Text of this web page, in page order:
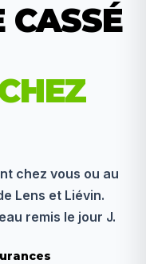
CASSÉ
chez vous ou au
Lens et Liévin.
remis le jour J.